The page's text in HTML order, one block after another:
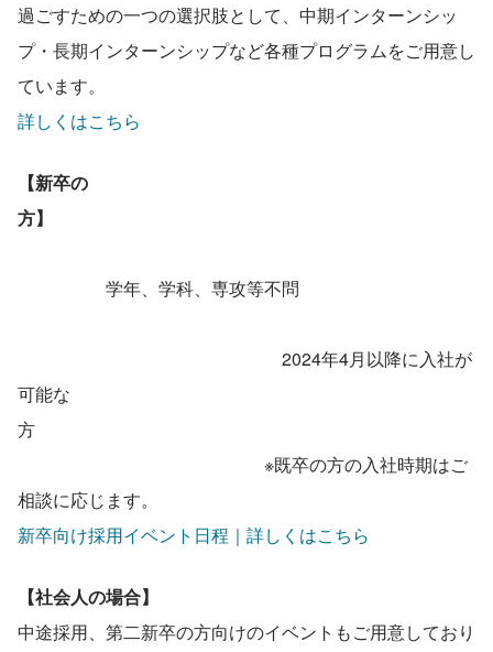
過ごすための一つの選択肢として、中期インターンシッ
プ・長期インターンシップなど各種プログラムをご用意し
ています。
詳しくはこちら
【新卒の
方】
学年、学科、専攻等不問
2024年4月以降に入社が
可能な
方
※既卒の方の入社時期はご
相談に応じます。
新卒向け採用イベント日程｜詳しくはこちら
【社会人の場合】
中途採用、第二新卒の方向けのイベントもご用意しており